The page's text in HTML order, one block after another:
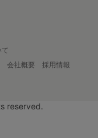
会社概要
採用情報
reserved.